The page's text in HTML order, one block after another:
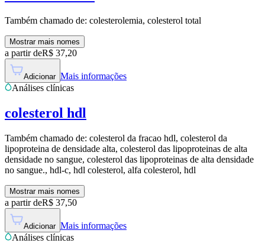
Também chamado de: colesterolemia, colesterol total
Mostrar mais nomes
a partir deR$ 37,20
Adicionar Mais informações
Análises clínicas
colesterol hdl
Também chamado de: colesterol da fracao hdl, colesterol da
lipoproteina de densidade alta, colesterol das lipoproteinas de alta
densidade no sangue, colesterol das lipoproteinas de alta densidade
no sangue., hdl-c, hdl colesterol, alfa colesterol, hdl
Mostrar mais nomes
a partir deR$ 37,50
Adicionar Mais informações
Análises clínicas